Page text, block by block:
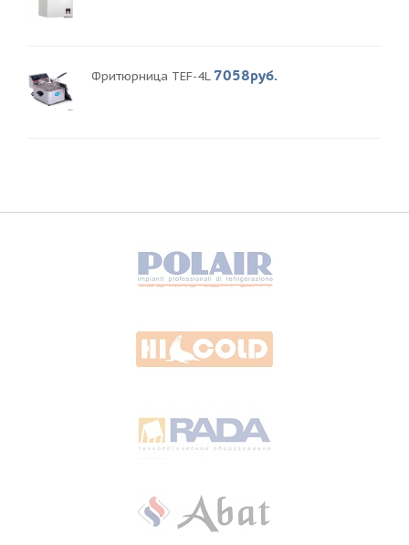
Фритюрница TEF-4L 7058руб.